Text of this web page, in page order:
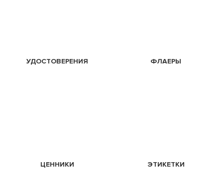
УДОСТОВЕРЕНИЯ ФЛАЕРЫ
ЦЕННИКИ ЭТИКЕТКИ